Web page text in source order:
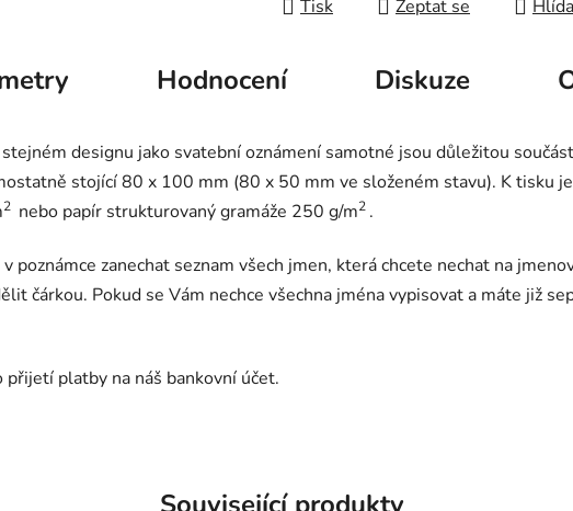
Tisk Zeptat se
Hodnocení Diskuze
designu jako svatební oznámení samotné jsou důležitou
stojící 80 x 100 mm (80 x 50 mm ve složeném stavu). K tisku
2 nebo papír strukturovaný gramáže 250 g/m2 .
poznámce zanechat seznam všech jmen, která chcete nechat na
čárkou. Pokud se Vám nechce všechna jména vypisovat a máte již
platby na náš bankovní účet.